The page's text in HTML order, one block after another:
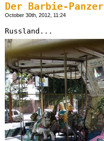
Der Barbie-Panzer
October 30th, 2012, 11:24
Russland...